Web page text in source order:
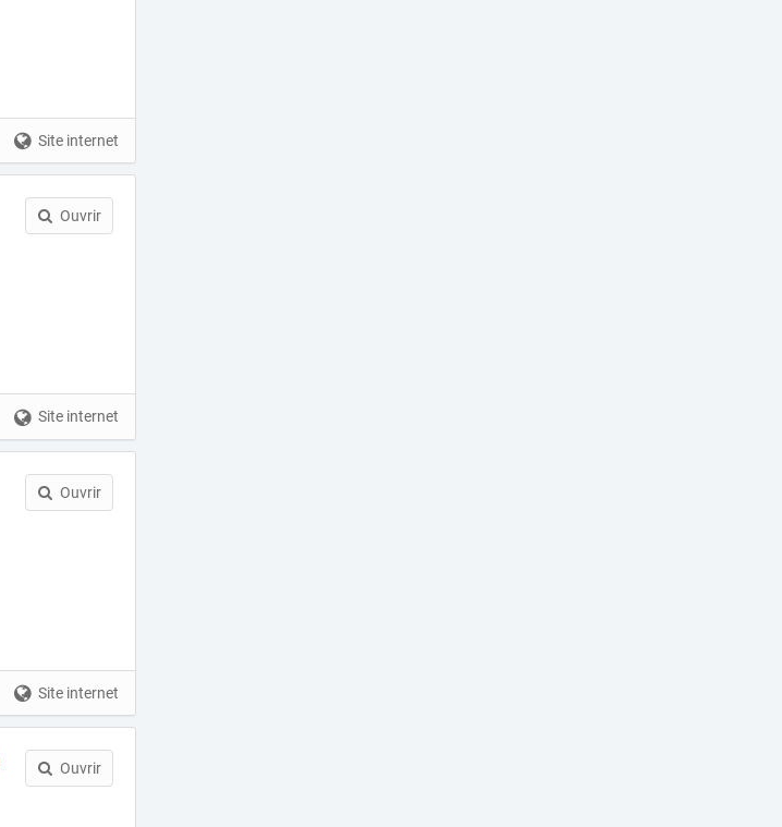
Site internet
Ouvrir
Site internet
Ouvrir
Site internet
Ouvrir